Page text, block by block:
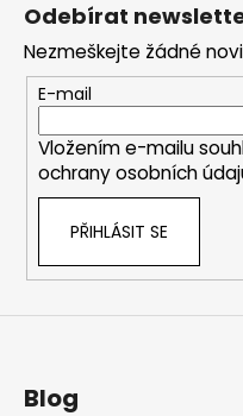
Odebírat
Nezmeškejte žádné
E-mail
Vložením e-mailu
ochrany osobních
PŘIHLÁSIT SE
Blog